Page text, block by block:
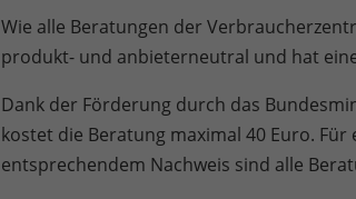
Wie alle Beratungen der
produkt- und anbieterneutral und hat
Dank der Förderung durch das
kostet die Beratung maximal 40 Euro.
entsprechendem Nachweis sind alle